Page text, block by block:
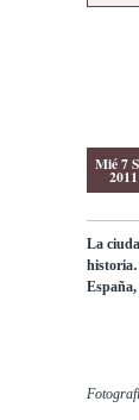
Mié 7
2011
La